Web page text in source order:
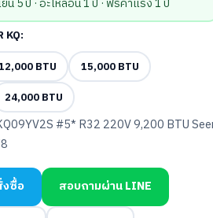
KQ:
BTU
15,000 BTU
24,000 BTU
#5* R32 220V 9,200 BTU
งซื้อ สอบถามผ่าน LINE